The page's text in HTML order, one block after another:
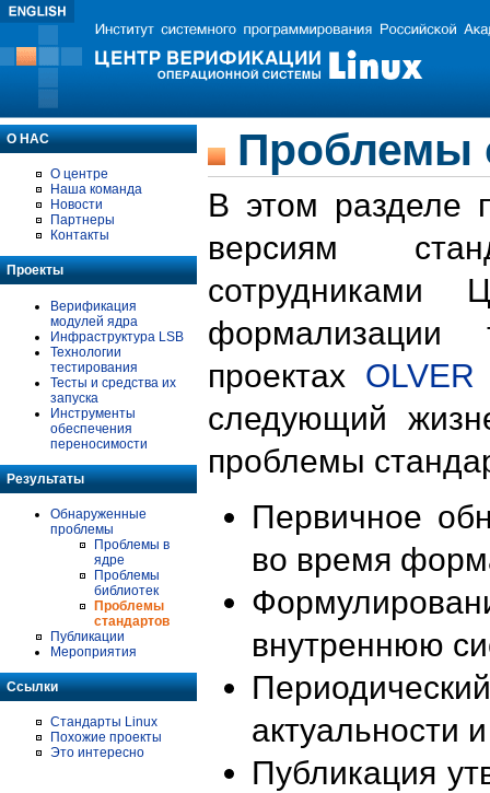
О НАС
О центре
Наша команда
Новости
Партнеры
Контакты
Проекты
Верификация
модулей ядра
Инфраструктура LSB
Технологии
тестирования
Тесты и средства их
запуска
Инструменты
обеспечения
переносимости
Результаты
Обнаруженные
проблемы
Проблемы в
ядре
Проблемы
библиотек
Проблемы
стандартов
Публикации
Мероприятия
Ссылки
Стандарты Linux
Похожие проекты
Это интересно
Проблемы
В этом разделе
версиям
формализации
проектах OLVER
следующий
проблемы
Первичное
во время
внутреннюю
актуальности
Публикация